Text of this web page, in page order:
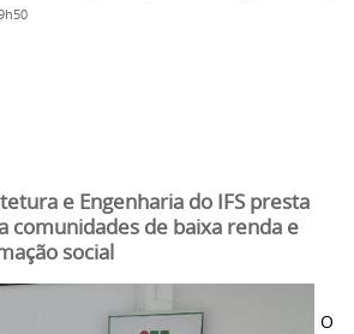
e Engenharia do IFS presta
comunidades de baixa renda e
social
O